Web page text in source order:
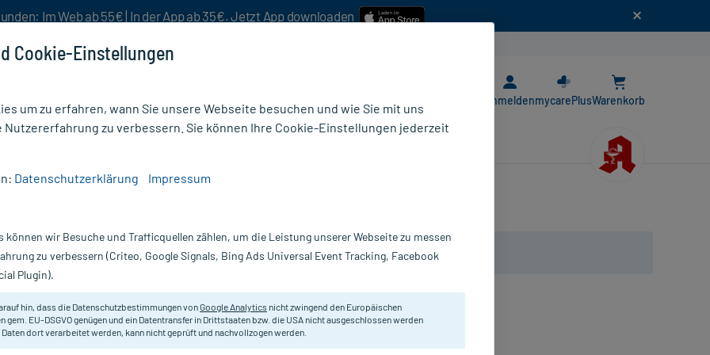
Im Web ab 55€ | In der App ab 35€. Jetzt App downloaden
AnmeldenmycarePlusWarenkorb
Nur für kurze Zeit:Gratis-Versand* ab 19€ Mindestbestellwert!
m, 24 St Das transparente Pflaster für schnelle Fixierungen.
Darreichung:
Pflaster
Cookie-Einstellungen
um zu erfahren, wann Sie unsere Webseite besuchen und wie Sie mit uns
Nutzererfahrung zu verbessern. Sie können Ihre Cookie-Einstellungen jederzeit
Datenschutzerklärung Impressum
können wir Besuche und Trafficquellen zählen, um die Leistung unserer Webseite zu messen
zu verbessern (Criteo, Google Signals, Bing Ads Universal Event Tracking, Facebook
Plugin).
hin, dass die Datenschutzbestimmungen vonGoogle Analytics nicht zwingend den Europäischen
gem. EU-DSGVO genügen und ein Datentransfer in Drittstaaten bzw. die USA nicht ausgeschlossen werden
Daten dort verarbeitet werden, kann nicht geprüft und nachvollzogen werden.